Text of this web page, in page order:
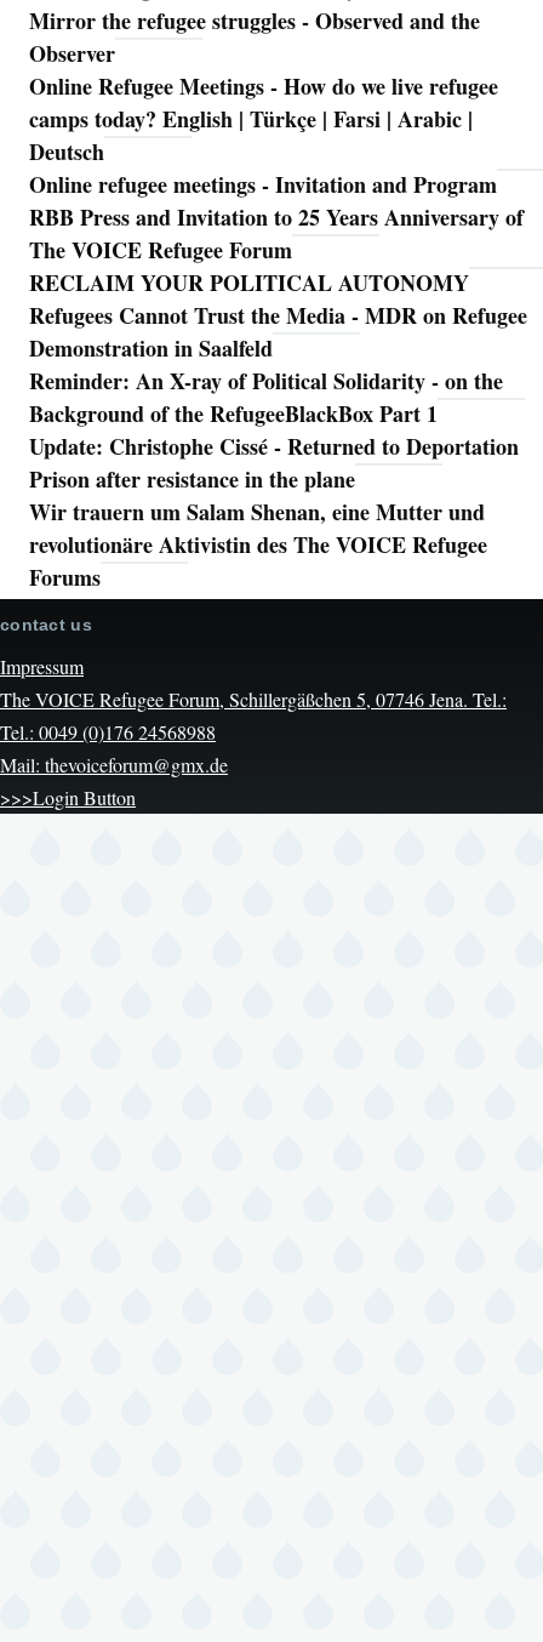
Mirror the refugee struggles - Observed and the
Observer
Online Refugee Meetings - How do we live refugee
camps today? English | Türkçe | Farsi | Arabic |
Deutsch
Online refugee meetings - Invitation and Program
RBB Press and Invitation to 25 Years Anniversary of
The VOICE Refugee Forum
RECLAIM YOUR POLITICAL AUTONOMY
Refugees Cannot Trust the Media - MDR on Refugee
Demonstration in Saalfeld
Reminder: An X-ray of Political Solidarity - on the
Background of the RefugeeBlackBox Part 1
Update: Christophe Cissé - Returned to Deportation
Prison after resistance in the plane
Wir trauern um Salam Shenan, eine Mutter und
revolutionäre Aktivistin des The VOICE Refugee
Forums
contact us
Impressum
The VOICE Refugee Forum, Schillergäßchen 5, 07746 Jena. Tel.:
Tel.: 0049 (0)176 24568988
Mail: thevoiceforum@gmx.de
>>>Login Button